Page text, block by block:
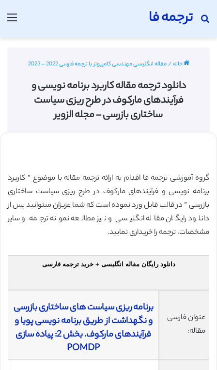
ترجمه فا
جستجو برای
خانه/مقاله انگلیسی مهندسی کامپیوتر با ترجمه فارسی 2022 - 2023
دانلود ترجمه مقاله کاربرد برنامه نویسی و
فرآیندهای مارکوف در طرح ریزی سیاست
ساختاری بازرسی – مجله الزویر
گروه آموزشی ترجمه فا اقدام به ارائه ترجمه مقاله با موضوع ” کاربرد
برنامه نویسی و فرآیندهای مارکوف در طرح ریزی سیاست ساختاری
بازرسی ” در قالب فایل ورد نموده است که شما عزیزان میتوانید پس از
دانلود رایگان مقاله انگلیسی و نیز مطالعه نمونه ترجمه و سایر
مشخصات، ترجمه را خریداری نمایید.
دانلود رایگان مقاله انگلیسی + خرید ترجمه فارسی
عنوان فارسی
مقاله:
برنامه ریزی سیاست های ساختاری بازرسی
و نگهداشت از طریق برنامه نویسی پویا و
فرآیندهای مارکوف. بخش 2: پیاده سازی
POMDP